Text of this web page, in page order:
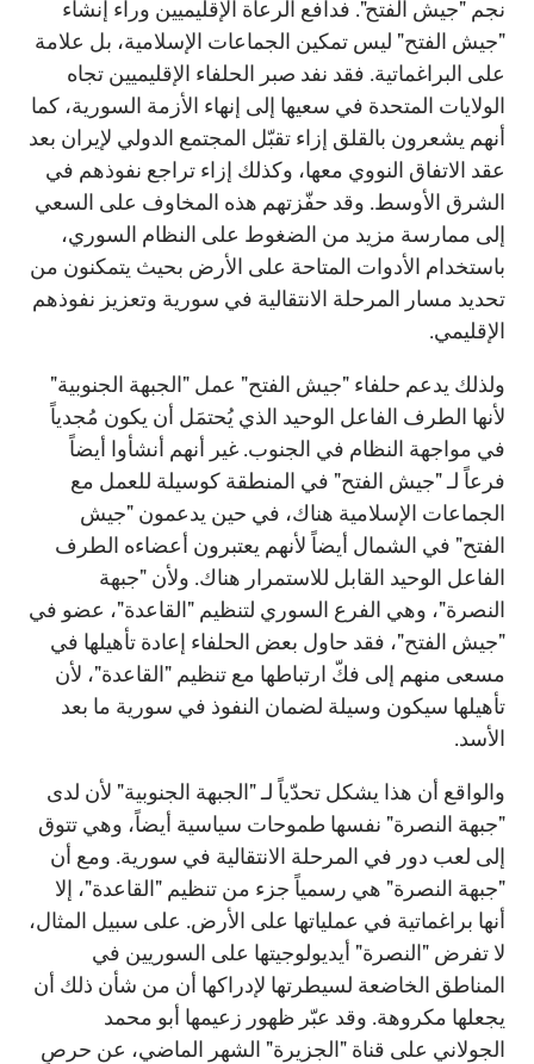
نجم "جيش الفتح". فدافع الرعاة الإقليميين وراء إنشاء
"جيش الفتح" ليس تمكين الجماعات الإسلامية، بل علامة
على البراغماتية. فقد نفد صبر الحلفاء الإقليميين تجاه
الولايات المتحدة في سعيها إلى إنهاء الأزمة السورية، كما
أنهم يشعرون بالقلق إزاء تقبّل المجتمع الدولي لإيران بعد
عقد الاتفاق النووي معها، وكذلك إزاء تراجع نفوذهم في
الشرق الأوسط. وقد حفّزتهم هذه المخاوف على السعي
إلى ممارسة مزيد من الضغوط على النظام السوري،
باستخدام الأدوات المتاحة على الأرض بحيث يتمكنون من
تحديد مسار المرحلة الانتقالية في سورية وتعزيز نفوذهم
الإقليمي.
ولذلك يدعم حلفاء "جيش الفتح" عمل "الجبهة الجنوبية"
لأنها الطرف الفاعل الوحيد الذي يُحتمَل أن يكون مُجدياً
في مواجهة النظام في الجنوب. غير أنهم أنشأوا أيضاً
فرعاً لـ "جيش الفتح" في المنطقة كوسيلة للعمل مع
الجماعات الإسلامية هناك، في حين يدعمون "جيش
الفتح" في الشمال أيضاً لأنهم يعتبرون أعضاءه الطرف
الفاعل الوحيد القابل للاستمرار هناك. ولأن "جبهة
النصرة"، وهي الفرع السوري لتنظيم "القاعدة"، عضو في
"جيش الفتح"، فقد حاول بعض الحلفاء إعادة تأهيلها في
مسعى منهم إلى فكّ ارتباطها مع تنظيم "القاعدة"، لأن
تأهيلها سيكون وسيلة لضمان النفوذ في سورية ما بعد
الأسد.
والواقع أن هذا يشكل تحدّياً لـ "الجبهة الجنوبية" لأن لدى
"جبهة النصرة" نفسها طموحات سياسية أيضاً، وهي تتوق
إلى لعب دور في المرحلة الانتقالية في سورية. ومع أن
"جبهة النصرة" هي رسمياً جزء من تنظيم "القاعدة"، إلا
أنها براغماتية في عملياتها على الأرض. على سبيل المثال،
لا تفرض "النصرة" أيديولوجيتها على السوريين في
المناطق الخاضعة لسيطرتها لإدراكها أن من شأن ذلك أن
يجعلها مكروهة. وقد عبّر ظهور زعيمها أبو محمد
الجولاني على قناة "الجزيرة" الشهر الماضي، عن حرصٍ